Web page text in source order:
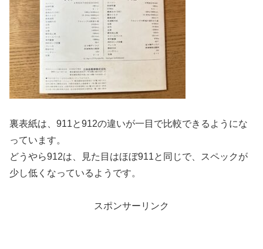
裏表紙は、911と912の違いが一目で比較できるようにな
っています。
どうやら912は、見た目はほぼ911と同じで、スペックが
少し低くなっているようです。
スポンサーリンク